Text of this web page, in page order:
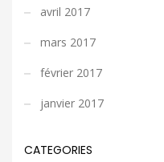
avril 2017
mars 2017
février 2017
janvier 2017
CATEGORIES